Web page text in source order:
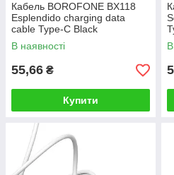
Кабель BOROFONE BX118
Esplendido charging data
cable Type-C Black
В наявності
55,66 ₴
Купити